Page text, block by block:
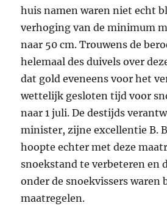
huis namen waren niet echt
verhoging van de minimum
naar 50 cm. Trouwens de
helemaal des duivels over
dat gold eveneens voor het
wettelijk gesloten tijd voor
naar 1 juli. De destijds
minister, zijne excellentie B.
hoopte echter met deze
snoekstand te verbeteren en
onder de snoekvissers waren
maatregelen.